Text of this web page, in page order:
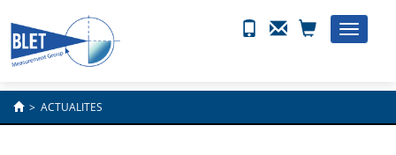
Toggle
> ACTUALITES